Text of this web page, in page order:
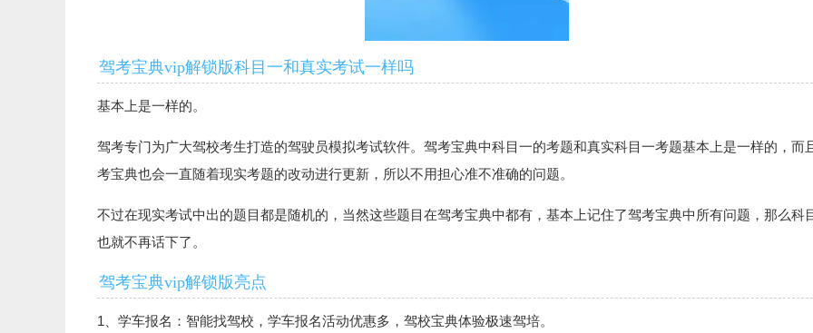
驾考宝典vip解锁版科目一和真实考试一样吗
基本上是一样的。
驾考专门为广大驾校考生打造的驾驶员模拟考试软件。驾考宝典中科目一的考题和真实科目一考题基本上是一样的，而
考宝典也会一直随着现实考题的改动进行更新，所以不用担心准不准确的问题。
不过在现实考试中出的题目都是随机的，当然这些题目在驾考宝典中都有，基本上记住了驾考宝典中所有问题，那么科
也就不再话下了。
驾考宝典vip解锁版亮点
1、学车报名：智能找驾校，学车报名活动优惠多，驾校宝典体验极速驾培。